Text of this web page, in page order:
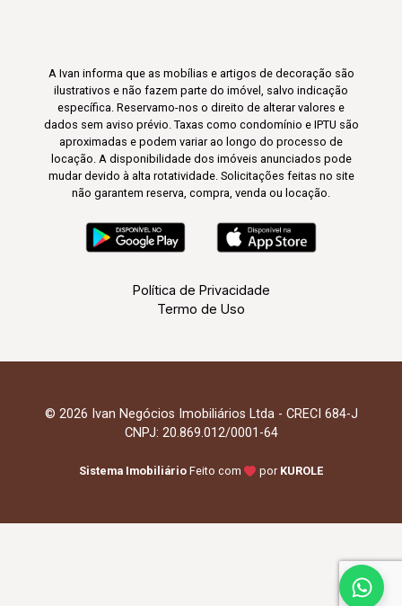
A Ivan informa que as mobílias e artigos de decoração são
ilustrativos e não fazem parte do imóvel, salvo indicação
específica. Reservamo-nos o direito de alterar valores e
dados sem aviso prévio. Taxas como condomínio e IPTU são
aproximadas e podem variar ao longo do processo de
locação. A disponibilidade dos imóveis anunciados pode
mudar devido à alta rotatividade. Solicitações feitas no site
não garantem reserva, compra, venda ou locação.
Política de Privacidade
Termo de Uso
© 2026 Ivan Negócios Imobiliários Ltda - CRECI 684-J
CNPJ: 20.869.012/0001-64
Sistema Imobiliário Feito com por KUROLE